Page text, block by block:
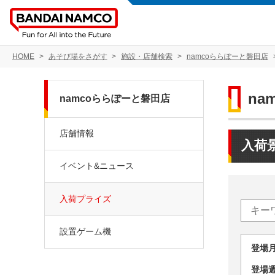
HOME あそび場をさがす 施設・店舗検索 namcoららぽーと磐田店
入荷
登
登
namcoららぽーと磐田店
店舗情報
イベント&ニュース
入荷プライズ
設置ゲーム機